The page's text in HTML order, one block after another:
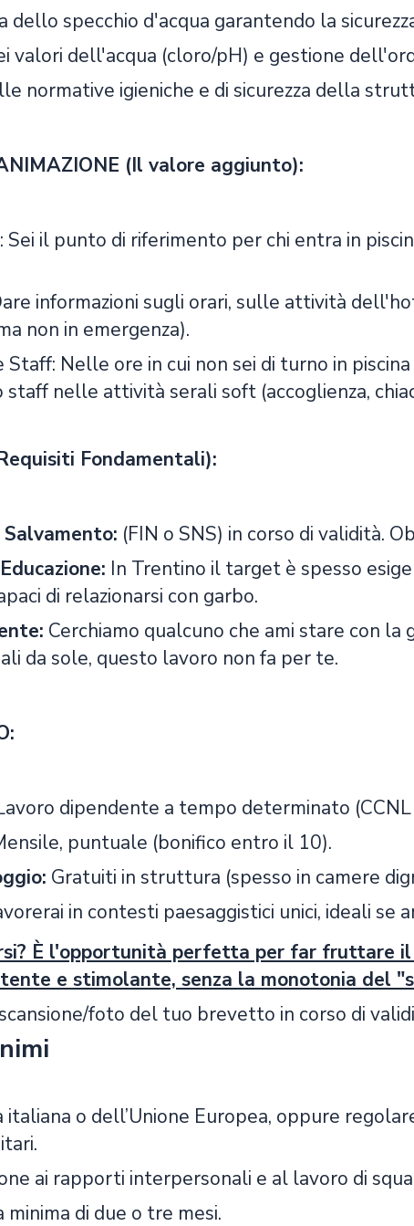
dello specchio d'acqua garantendo la
valori dell'acqua (cloro/pH) e gestione
normative igieniche e di sicurezza della
(Il valore aggiunto):
Sei il punto di riferimento per chi entra in
informazioni sugli orari, sulle attività
non in emergenza).
Staff: Nelle ore in cui non sei di turno in
staff nelle attività serali soft (accoglienza,
Fondamentali):
(FIN o SNS) in corso di validità.
In Trentino il target è spesso
di relazionarsi con garbo.
Cerchiamo qualcuno che ami stare con
da sole, questo lavoro non fa per te.
dipendente a tempo determinato
puntuale (bonifico entro il 10).
Gratuiti in struttura (spesso in camere
in contesti paesaggistici unici, ideali se
È l'opportunità perfetta per far fruttare
e stimolante, senza la monotonia del
foto del tuo brevetto in corso di
italiana o dell’Unione Europea, oppure
ai rapporti interpersonali e al lavoro di
di due o tre mesi.